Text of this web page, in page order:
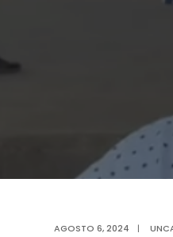
AGOSTO 6, 2024 |